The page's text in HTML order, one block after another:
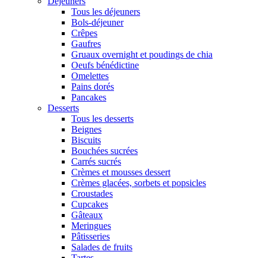
Tous les déjeuners
Bols-déjeuner
Crêpes
Gaufres
Gruaux overnight et poudings de chia
Oeufs bénédictine
Omelettes
Pains dorés
Pancakes
Desserts
Tous les desserts
Beignes
Biscuits
Bouchées sucrées
Carrés sucrés
Crèmes et mousses dessert
Crèmes glacées, sorbets et popsicles
Croustades
Cupcakes
Gâteaux
Meringues
Pâtisseries
Salades de fruits